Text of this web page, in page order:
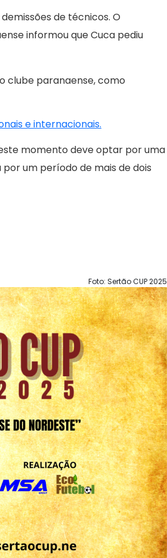
de técnicos. O
informou que Cuca pediu
clube paranaense, como
e internacionais.
momento deve optar por uma
um período de mais de dois
Foto: Sertão CUP 2025